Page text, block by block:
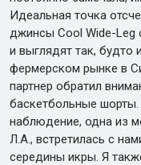
Идеальная точка
джинсы Cool Wide-Leg
и выглядят так,
фермерском рынке в
партнер обратил
баскетбольные
наблюдение, одна из
Л.А., встретилась с
середины икры. Я